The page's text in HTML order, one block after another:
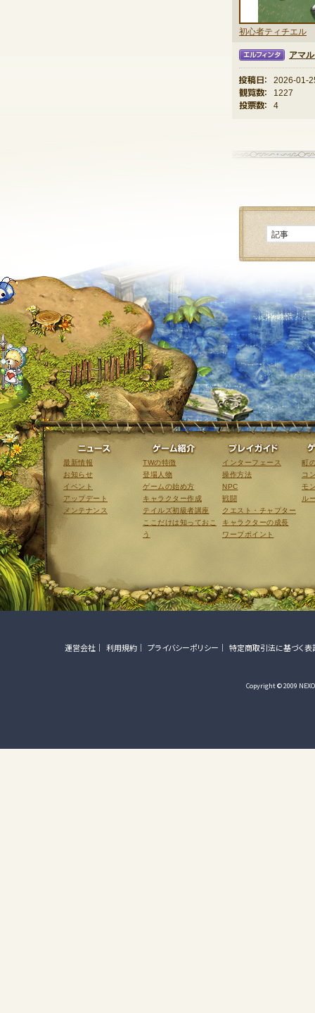
初心者ティチエル
アマ
投稿日：
2026-01-
観覧数：
1227
投票数：
4
ニュース
最新情報
お知らせ
イベント
アップデート
メンテナンス
ゲーム紹介
TWの特徴
登場人物
ゲームの始め方
キャラクター作成
テイルズ初級者講座
ここだけは知っておこ
う
インターフェース
操作方法
NPC
戦闘
クエスト・チャプター
キャラクターの成長
ワープポイント
町
コ
モ
ル
運営会社 利用規約 プライバシーポリシー 特定商取引法に基づく表
Copyright © 2009